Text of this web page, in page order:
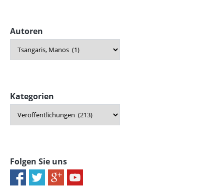
Autoren
Kategorien
Folgen Sie uns